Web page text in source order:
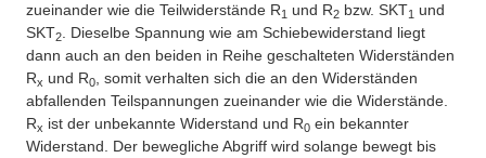
zueinander wie die Teilwiderstände R1 und R2 bzw. SKT1 und
SKT2
. Dieselbe Spannung wie am Schiebewiderstand liegt
dann auch an den beiden in Reihe geschalteten Widerständen
Rx und R0
, somit verhalten sich die an den Widerständen
abfallenden Teilspannungen zueinander wie die Widerstände.
Rx ist der unbekannte Widerstand und R0 ein bekannter
Widerstand. Der bewegliche Abgriff wird solange bewegt bis